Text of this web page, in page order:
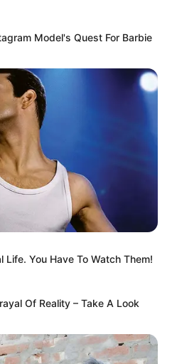
Model's Quest For Barbie
Life. You Have To Watch Them!
Of Reality – Take A Look